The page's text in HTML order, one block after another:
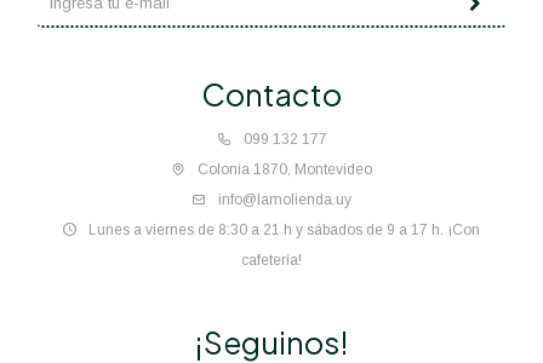
Contacto
099 132 177
Colonia 1870, Montevideo
info@lamolienda.uy
Lunes a viernes de 8:30 a 21 h y sábados de 9 a 17 h. ¡Con
cafetería!
¡Seguinos!